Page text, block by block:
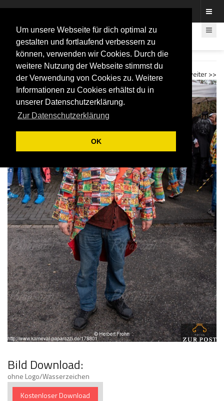
Um unsere Webseite für dich optimal zu
gestalten und fortlaufend verbessern zu
können, verwenden wir Cookies. Durch die
weitere Nutzung der Webseite stimmst du
der Verwendung von Cookies zu. Weitere
Informationen zu Cookies erhältst du in
unserer Datenschutzerklärung.
Zur Datenschutzerklärung
OK
Fotos rund um den Fastelovend
Karnevalsbiwak Bonn-Lessenich
weiter >>
<< zurück
Bild Download:
ohne Logo/Wasserzeichen
Kostenloser Download